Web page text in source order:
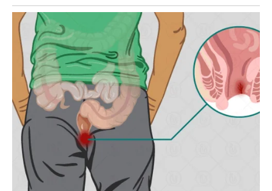
Tvoja snaga je u toplini, a ne u ponosu. Kada pokažeš
srce bez oklopa, ljudi te vole još više.
MOGUĆI SCENARIJI TOKOM
VIKENDA
Intenzivna romantična scena koja vraća strast u
vezu.